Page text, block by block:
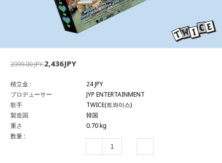
2999.00 JPY2,436JPY
積立金 :
24 JPY
プロデューサー
JYP ENTERTAINMENT
歌手
TWICE(트와이스)
製造国
韓国
重さ
0.70 kg
数量 :